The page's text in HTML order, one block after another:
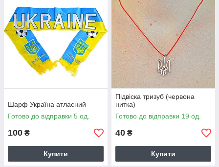
Шарф Україна атласний
Готово до відправки 5 од.
100 ₴
Купити
Підвіска тризуб (червона
нитка)
Готово до відправки 19 од.
40 ₴
Купити